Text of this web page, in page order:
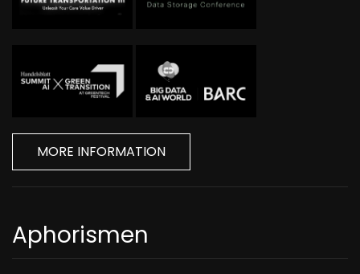
MORE INFORMATION
Aphorismen